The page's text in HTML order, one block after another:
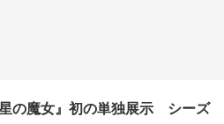
の魔女』初の単独展示 シーズ